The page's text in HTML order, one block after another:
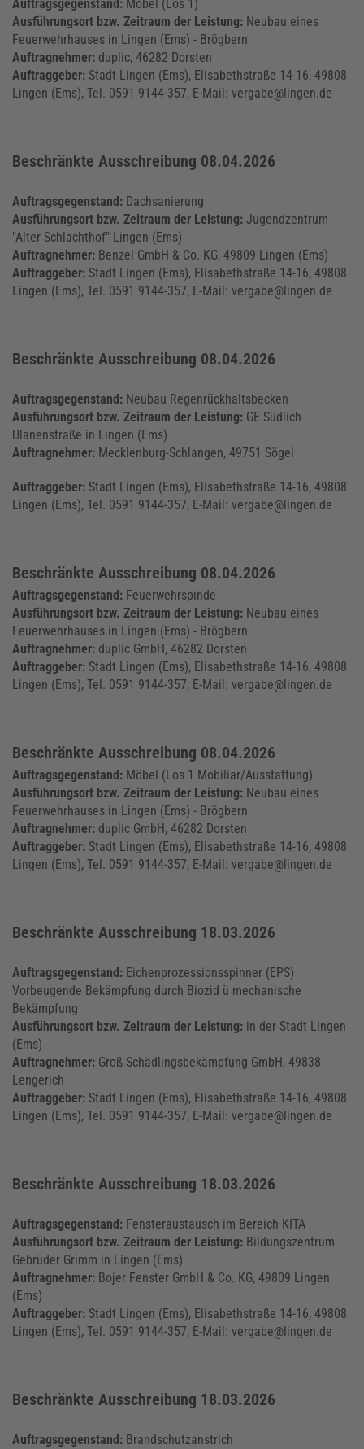
Auftragsgegenstand: Möbel (Los 1)
Ausführungsort bzw. Zeitraum der Leistung: Neubau eines
Feuerwehrhauses in Lingen (Ems) - Brögbern
Auftragnehmer: duplic, 46282 Dorsten
Auftraggeber: Stadt Lingen (Ems), Elisabethstraße 14-16, 49808
Lingen (Ems), Tel. 0591 9144-357, E-Mail: vergabe@lingen.de
Beschränkte Ausschreibung 08.04.2026
Auftragsgegenstand: Dachsanierung
Ausführungsort bzw. Zeitraum der Leistung: Jugendzentrum
"Alter Schlachthof" Lingen (Ems)
Auftragnehmer: Benzel GmbH & Co. KG, 49809 Lingen (Ems)
Auftraggeber: Stadt Lingen (Ems), Elisabethstraße 14-16, 49808
Lingen (Ems), Tel. 0591 9144-357, E-Mail: vergabe@lingen.de
Beschränkte Ausschreibung 08.04.2026
Auftragsgegenstand: Neubau Regenrückhaltsbecken
Ausführungsort bzw. Zeitraum der Leistung: GE Südlich
Ulanenstraße in Lingen (Ems)
Auftragnehmer: Mecklenburg-Schlangen, 49751 Sögel
Auftraggeber: Stadt Lingen (Ems), Elisabethstraße 14-16, 49808
Lingen (Ems), Tel. 0591 9144-357, E-Mail: vergabe@lingen.de
Beschränkte Ausschreibung 08.04.2026
Auftragsgegenstand: Feuerwehrspinde
Ausführungsort bzw. Zeitraum der Leistung: Neubau eines
Feuerwehrhauses in Lingen (Ems) - Brögbern
Auftragnehmer: duplic GmbH, 46282 Dorsten
Auftraggeber: Stadt Lingen (Ems), Elisabethstraße 14-16, 49808
Lingen (Ems), Tel. 0591 9144-357, E-Mail: vergabe@lingen.de
Beschränkte Ausschreibung 08.04.2026
Auftragsgegenstand: Möbel (Los 1 Mobiliar/Ausstattung)
Ausführungsort bzw. Zeitraum der Leistung: Neubau eines
Feuerwehrhauses in Lingen (Ems) - Brögbern
Auftragnehmer: duplic GmbH, 46282 Dorsten
Auftraggeber: Stadt Lingen (Ems), Elisabethstraße 14-16, 49808
Lingen (Ems), Tel. 0591 9144-357, E-Mail: vergabe@lingen.de
Beschränkte Ausschreibung 18.03.2026
Auftragsgegenstand: Eichenprozessionsspinner (EPS)
Vorbeugende Bekämpfung durch Biozid ü mechanische
Bekämpfung
Ausführungsort bzw. Zeitraum der Leistung: in der Stadt Lingen
(Ems)
Auftragnehmer: Groß Schädlingsbekämpfung GmbH, 49838
Lengerich
Auftraggeber: Stadt Lingen (Ems), Elisabethstraße 14-16, 49808
Lingen (Ems), Tel. 0591 9144-357, E-Mail: vergabe@lingen.de
Beschränkte Ausschreibung 18.03.2026
Auftragsgegenstand: Fensteraustausch im Bereich KITA
Ausführungsort bzw. Zeitraum der Leistung: Bildungszentrum
Gebrüder Grimm in Lingen (Ems)
Auftragnehmer: Bojer Fenster GmbH & Co. KG, 49809 Lingen
(Ems)
Auftraggeber: Stadt Lingen (Ems), Elisabethstraße 14-16, 49808
Lingen (Ems), Tel. 0591 9144-357, E-Mail: vergabe@lingen.de
Beschränkte Ausschreibung 18.03.2026
Auftragsgegenstand: Brandschutzanstrich